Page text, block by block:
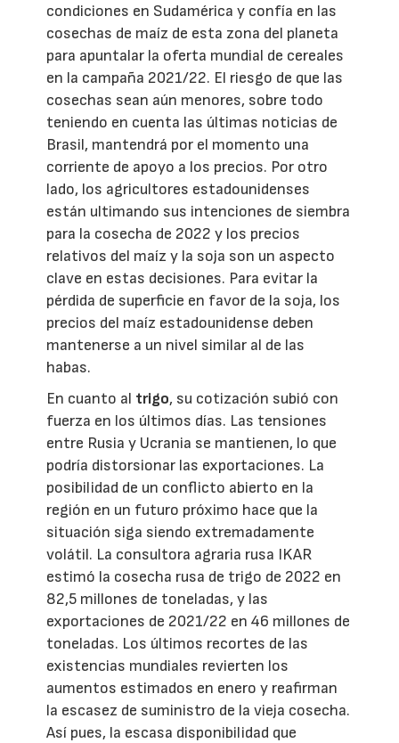
condiciones en Sudamérica y confía en las
cosechas de maíz de esta zona del planeta
para apuntalar la oferta mundial de cereales
en la campaña 2021/22. El riesgo de que las
cosechas sean aún menores, sobre todo
teniendo en cuenta las últimas noticias de
Brasil, mantendrá por el momento una
corriente de apoyo a los precios. Por otro
lado, los agricultores estadounidenses
están ultimando sus intenciones de siembra
para la cosecha de 2022 y los precios
relativos del maíz y la soja son un aspecto
clave en estas decisiones. Para evitar la
pérdida de superficie en favor de la soja, los
precios del maíz estadounidense deben
mantenerse a un nivel similar al de las
habas.
En cuanto al trigo, su cotización subió con
fuerza en los últimos días. Las tensiones
entre Rusia y Ucrania se mantienen, lo que
podría distorsionar las exportaciones. La
posibilidad de un conflicto abierto en la
región en un futuro próximo hace que la
situación siga siendo extremadamente
volátil. La consultora agraria rusa IKAR
estimó la cosecha rusa de trigo de 2022 en
82,5 millones de toneladas, y las
exportaciones de 2021/22 en 46 millones de
toneladas. Los últimos recortes de las
existencias mundiales revierten los
aumentos estimados en enero y reafirman
la escasez de suministro de la vieja cosecha.
Así pues, la escasa disponibilidad que